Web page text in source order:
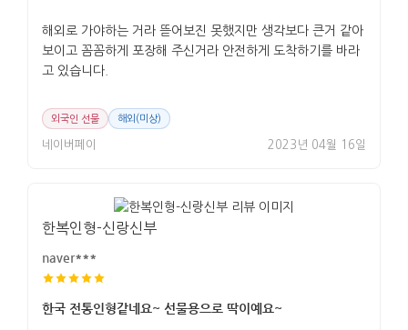
해외로 가야하는 거라 뜯어보진 못했지만 생각보다 큰거 같아
보이고 꼼꼼하게 포장해 주신거라 안전하게 도착하기를 바라
고 있습니다.
외국인 선물 해외(미상)
네이버페이 2023년 04월 16일
한복인형-신랑신부
naver***
한국 전통인형같네요~ 선물용으로 딱이예요~